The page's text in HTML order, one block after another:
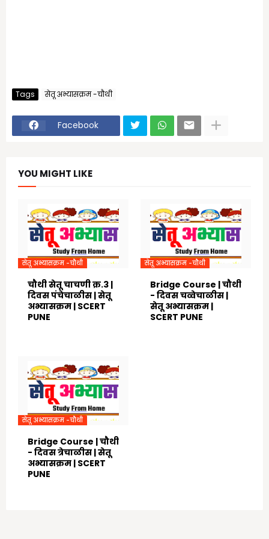
Tags सेतू अभ्यासक्रम -चौथी
Facebook
YOU MIGHT LIKE
सेतू अभ्यासक्रम -चौथी
चौथी सेतू चाचणी क्र.3 |
दिवस पंचेचाळीस | सेतू
अभ्यासक्रम | SCERT
PUNE
सेतू अभ्यासक्रम -चौथी
Bridge Course | चौथी
- दिवस चव्वेचाळीस |
सेतू अभ्यासक्रम |
SCERT PUNE
सेतू अभ्यासक्रम -चौथी
Bridge Course | चौथी
- दिवस त्रेचाळीस | सेतू
अभ्यासक्रम | SCERT
PUNE